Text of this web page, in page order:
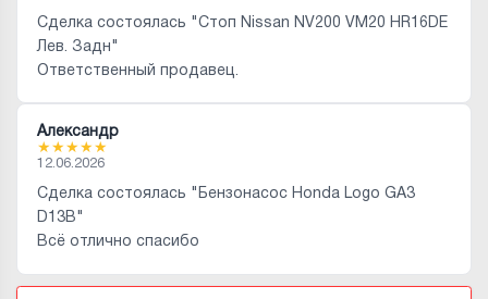
Сделка состоялась "Стоп Nissan NV200 VM20 HR16DE
Лев. Задн"
Ответственный продавец.
Александр
★★★★★
12.06.2026
Сделка состоялась "Бензонасос Honda Logo GA3
D13B"
Всё отлично спасибо